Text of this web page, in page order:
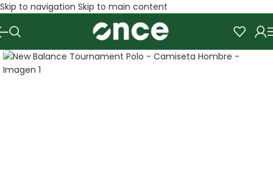
Skip to navigation Skip to main content
SALE